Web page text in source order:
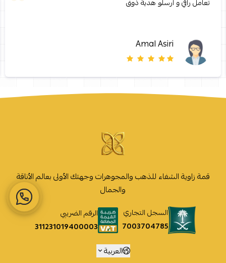
تعامل راقي و ارسلو هدية ذوق
Amal Asiri
قمة زاوية الشفاء للذهب والمجوهرات وجهتك الأولى بعالم الأناقة
والجمال
السجل التجاري
7003704785
الرقم الضريبي
311231019400003
العربية